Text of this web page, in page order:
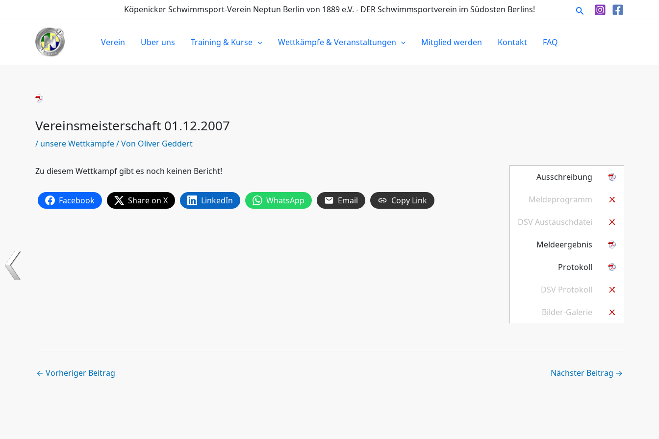
Köpenicker Schwimmsport-Verein Neptun Berlin von 1889 e.V. - DER Schwimmsportverein im Südosten Berlins! Suchen
Verein Über uns Training & Kurse Wettkämpfe & Veranstaltungen Mitglied werden Kontakt FAQ
Vereinsmeisterschaft 01.12.2007
/ unsere Wettkämpfe/ Von Oliver Geddert
Ausschreibung
Meldeprogramm
DSV Austauschdatei
Meldeergebnis
Protokoll
DSV Protokoll
Bilder-Galerie
Zu diesem Wettkampf gibt es noch keinen Bericht!
Facebook Share on X LinkedIn WhatsApp Email Copy Link
← Vorheriger Beitrag Nächster Beitrag →